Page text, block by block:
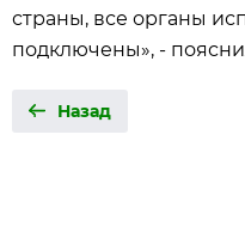
страны, все органы
подключены», -
Назад